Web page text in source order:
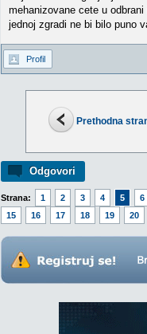
Prethodna
Odgovori
Strana: 1 2 3 4 5 6
15
16 17 18 19 20
mehanizovane cete u
jednoj zgradi ne bi bilo puno
Profil